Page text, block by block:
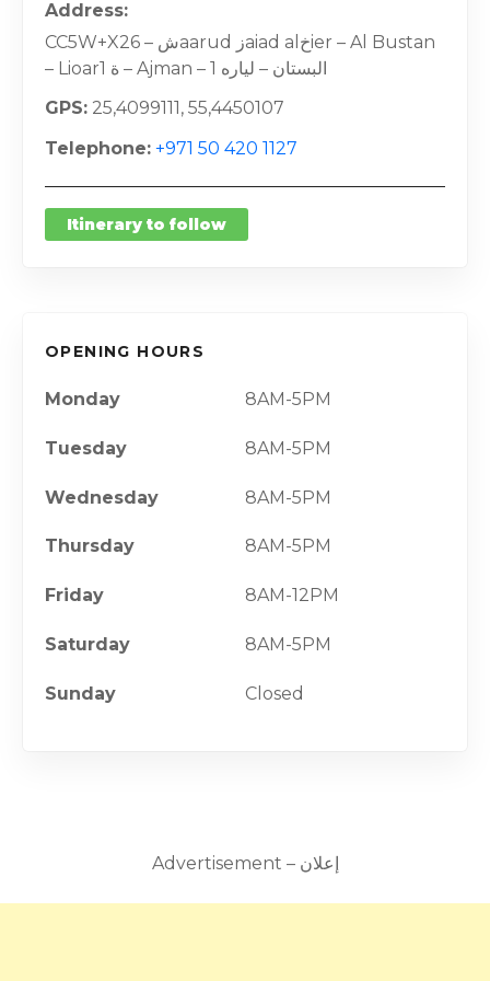
Address
CC5W+X26 – شaarud زaiad alخier – Al Bustan
– Lioarة 1 – Ajman – البستان – لياره 1
GPS 25,4099111, 55,4450107
Telephone +971 50 420 1127
Itinerary to follow
OPENING HOURS
Monday 8AM-5PM
Tuesday 8AM-5PM
Wednesday 8AM-5PM
Thursday 8AM-5PM
Friday 8AM-12PM
Saturday 8AM-5PM
Sunday Closed
Advertisement – إعلان